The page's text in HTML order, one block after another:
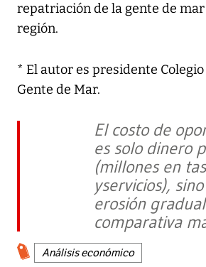
repatriación de la gente de
región.
* El autor es presidente
Gente de Mar.
El costo de
es solo dinero
(millones en
yservicios),
erosión
comparativa
Análisis económico